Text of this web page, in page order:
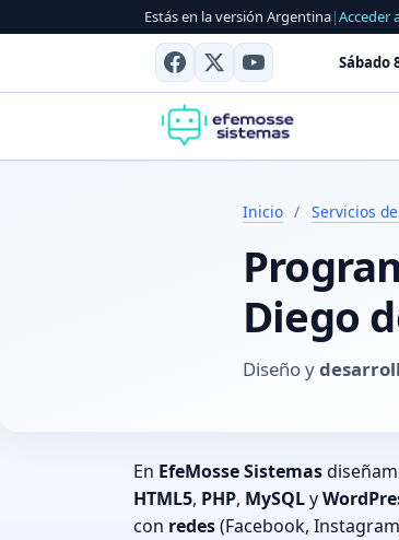
Estás en la versión Argentina|Acceder
Sábado
Inicio / Servicios
Diego
Diseño y
En EfeMosse Sistemas
HTML5, PHP, MySQLy
con redes(Facebook,